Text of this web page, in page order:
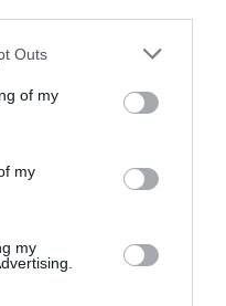
one or more Google
You may click to
its third-party tags to
in below Google
Outs
of my
my
my
időszakban,
ügy kapcsán
képviselők
volt elismerni a
hogy igen
hamarosan
fentebb említett